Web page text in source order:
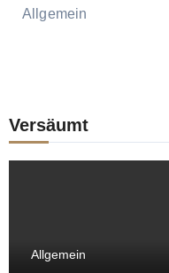
Allgemein
Versäumt
Allgemein